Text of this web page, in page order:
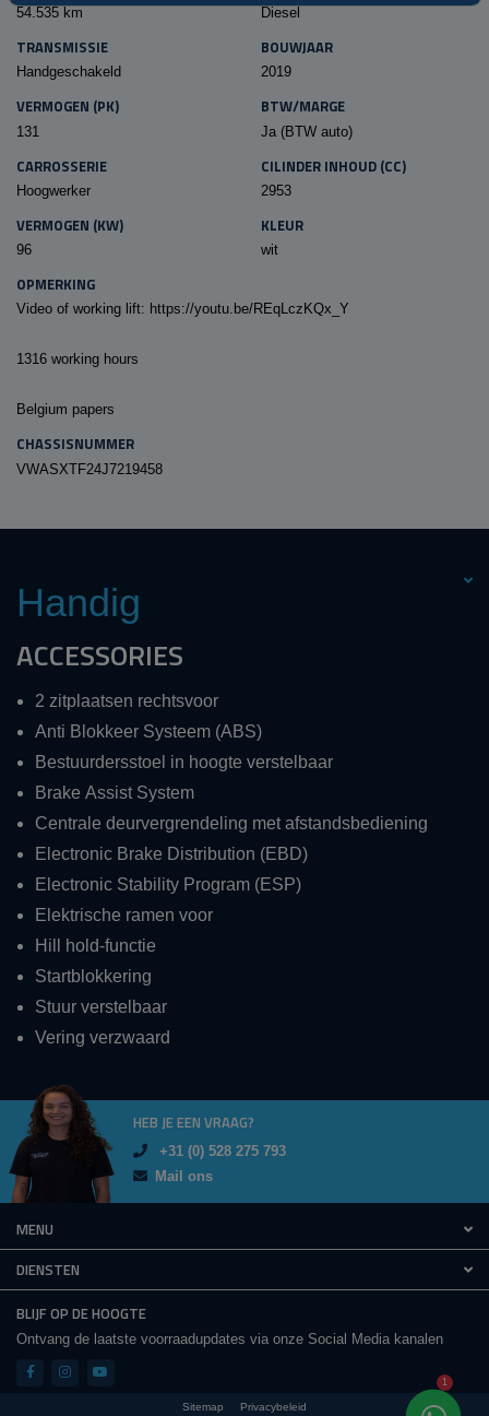
54.535 km Diesel
TRANSMISSIE
Handgeschakeld
BOUWJAAR
2019
VERMOGEN (PK)
131
BTW/MARGE
Ja (BTW auto)
CARROSSERIE
Hoogwerker
CILINDER INHOUD (CC)
2953
VERMOGEN (KW)
96
KLEUR
wit
OPMERKING
Video of working lift: https://youtu.be/REqLczKQx_Y
1316 working hours
Belgium papers
CHASSISNUMMER
VWASXTF24J7219458
Handig
ACCESSORIES
2 zitplaatsen rechtsvoor
Anti Blokkeer Systeem (ABS)
Bestuurdersstoel in hoogte verstelbaar
Brake Assist System
Centrale deurvergrendeling met afstandsbediening
Electronic Brake Distribution (EBD)
Electronic Stability Program (ESP)
Elektrische ramen voor
Hill hold-functie
Startblokkering
Stuur verstelbaar
Vering verzwaard
HEB JE EEN VRAAG?
+31 (0) 528 275 793
Mail ons
MENU
DIENSTEN
BLIJF OP DE HOOGTE
Ontvang de laatste voorraadupdates via onze Social Media kanalen
Sitemap Privacybeleid
1